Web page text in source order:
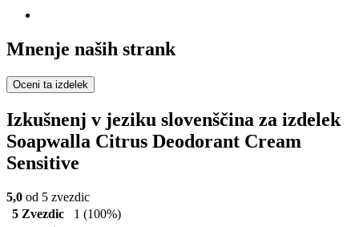
Mnenje naših strank
Oceni ta izdelek
Izkušnenj v jeziku slovenščina za izdelek
Soapwalla Citrus Deodorant Cream
Sensitive
5,0 od 5 zvezdic
5 Zvezdic
1 (100%)